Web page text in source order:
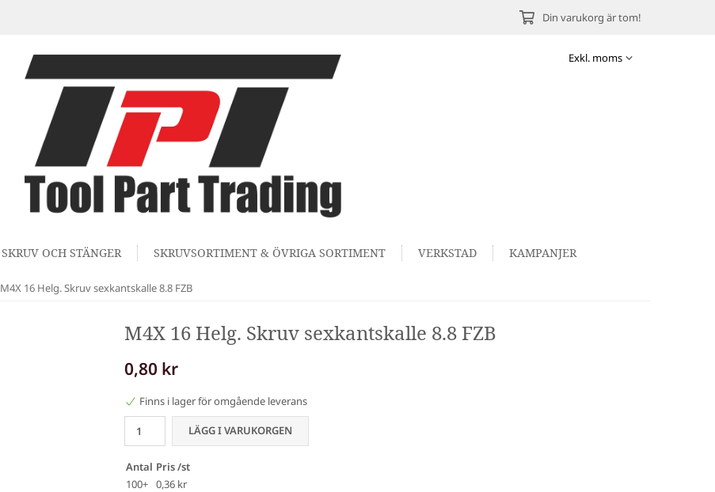
Din varukorg är tom!
SKRUV OCH STÄNGER SKRUVSORTIMENT & ÖVRIGA SORTIMENT VERKSTAD KAMPANJER
M4X 16 Helg. Skruv sexkantskalle 8.8 FZB
M4X 16 Helg. Skruv sexkantskalle 8.8 FZB
0,80 kr
Finns i lager för omgående leverans
LÄGG I VARUKORGEN
Antal Pris /st
100+ 0,36 kr